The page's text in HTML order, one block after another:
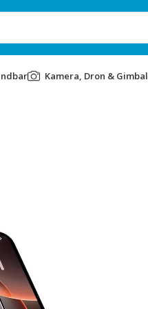
Kamera, Dron & Gimbal